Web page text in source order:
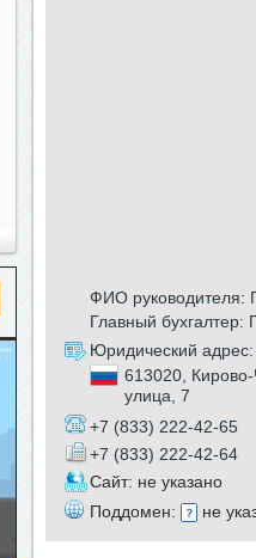
ФИО руководителя:
Главный бухгалтер:
Юридический адрес:
613020, Кирово-
улица, 7
+7 (833) 222-42-65
+7 (833) 222-42-64
Сайт: не указано
Поддомен:
не